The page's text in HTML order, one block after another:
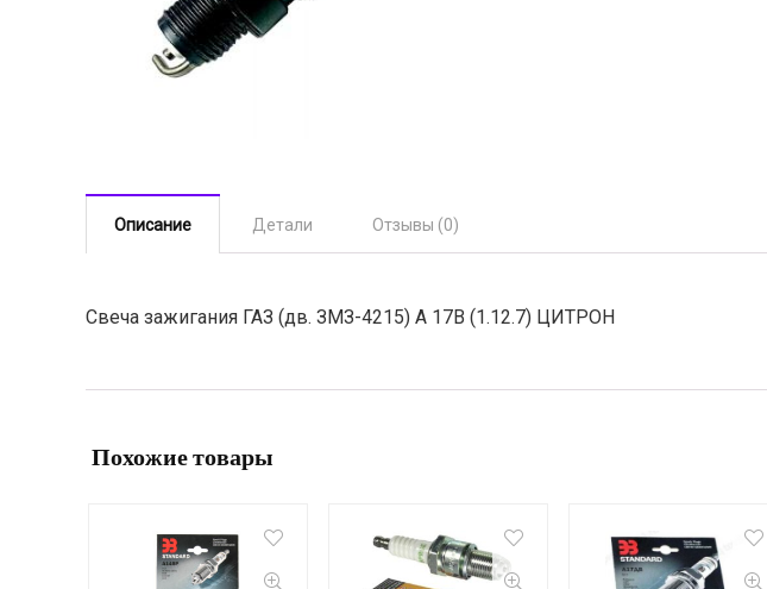
Описание Детали Отзывы (0)
Свеча зажигания ГАЗ (дв. ЗМЗ-4215) А 17В (1.12.7) ЦИТРОН
Похожие товары